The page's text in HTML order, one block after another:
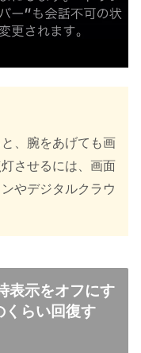
、腕をあげても画
させるには、画面
やデジタルクラウ
表示をオフにす
くらい回復す